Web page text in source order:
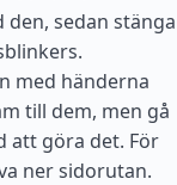
den, sedan stänga
med händerna
till dem, men gå
att göra det. För
ner sidorutan.